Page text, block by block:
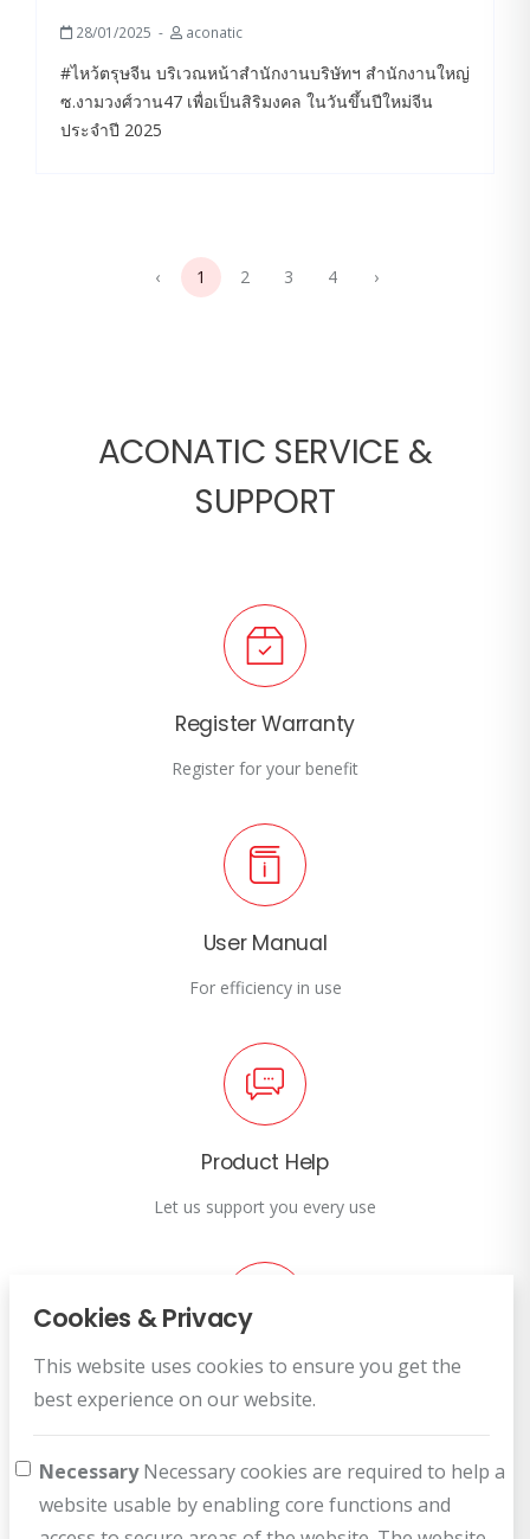
28/01/2025 aconatic
#ไหว้ตรุษจีน บริเวณหน้าสำนักงานบริษัทฯ สำนักงานใหญ่
ซ.งามวงศ์วาน47 เพื่อเป็นสิริมงคล ในวันขึ้นปีใหม่จีน
ประจำปี 2025
‹ 1 2 3 4 ›
ACONATIC SERVICE &
SUPPORT
Register Warranty
Register for your benefit
User Manual
For efficiency in use
Product Help
Let us support you every use
Customer Service
Cookies & Privacy
This website uses cookies to ensure you get the
best experience on our website.
NecessaryNecessary cookies are required to help a
website usable by enabling core functions and